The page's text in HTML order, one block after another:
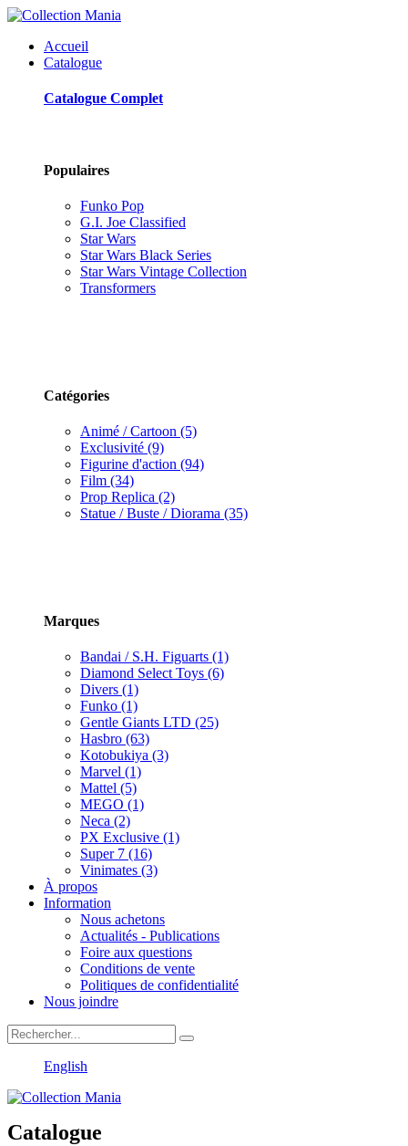
Accueil
Catalogue
Catalogue Complet
Populaires
Funko Pop
G.I. Joe Classified
Star Wars
Star Wars Black Series
Star Wars Vintage Collection
Transformers
Catégories
Animé / Cartoon (5)
Exclusivité (9)
Figurine d'action (94)
Film (34)
Prop Replica (2)
Statue / Buste / Diorama (35)
Marques
Bandai / S.H. Figuarts (1)
Diamond Select Toys (6)
Divers (1)
Funko (1)
Gentle Giants LTD (25)
Hasbro (63)
Kotobukiya (3)
Marvel (1)
Mattel (5)
MEGO (1)
Neca (2)
PX Exclusive (1)
Super 7 (16)
Vinimates (3)
À propos
Information
Nous achetons
Actualités - Publications
Foire aux questions
Conditions de vente
Politiques de confidentialité
Nous joindre
English
Catalogue